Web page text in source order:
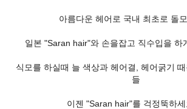
아름다운 헤어로 국내 최초로 돌
일본 "Saran hair"와 손을잡고 직수입을 하
식모를 하실때 늘 색상과 헤어결, 헤어굵기
들
이젠 "Saran hair"를 걱정뚝하